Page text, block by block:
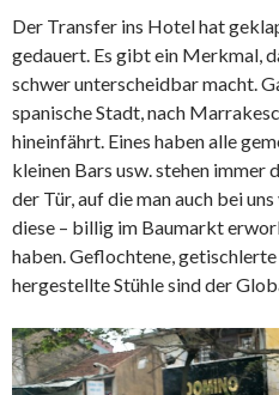
Der Transfer ins Hotel hat
gedauert. Es gibt ein Merkmal,
schwer unterscheidbar macht.
spanische Stadt, nach
hineinfährt. Eines haben alle
kleinen Bars usw. stehen immer
der Tür, auf die man auch bei
diese – billig im Baumarkt
haben. Geflochtene,
hergestellte Stühle sind der